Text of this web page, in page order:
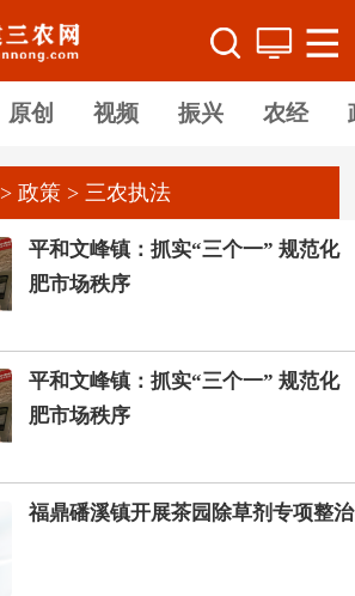
原创 视频 振兴 农经
>政策 > 三农执法
平和文峰镇：抓实“三个一” 规范化
肥市场秩序
平和文峰镇：抓实“三个一” 规范化
肥市场秩序
福鼎磻溪镇开展茶园除草剂专项整治